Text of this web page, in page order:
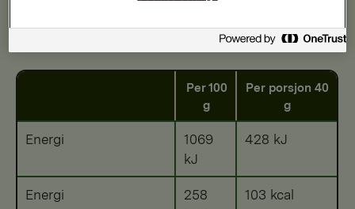
Etter tilberedning
Per 100
g
Per porsjon 40
g
Energi
1069
kJ
428 kJ
Energi
258
103 kcal